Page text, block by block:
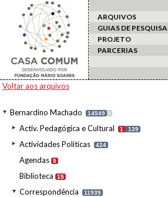
ARQUIVOS
GUIAS DE PESQUISA
PROJETO
PARCERIAS
Voltar aos arquivos
Bernardino Machado 14549 I
Activ. Pedagógica e Cultural 1 139
Actividades Políticas 424
Agendas 5
Biblioteca 15
Correspondência 11939